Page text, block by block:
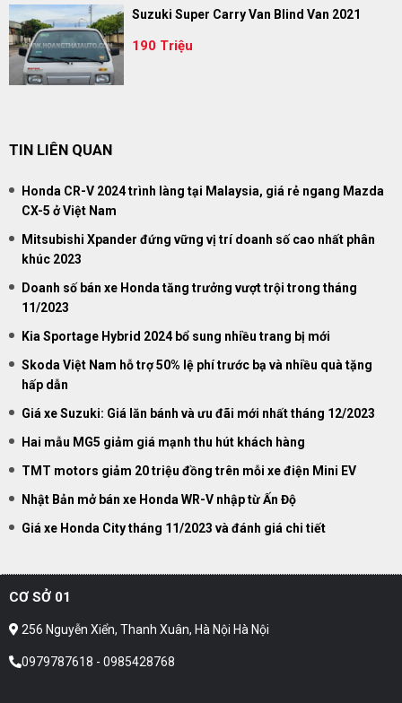
Suzuki Super Carry Van Blind Van 2021
190 Triệu
TIN LIÊN QUAN
Honda CR-V 2024 trình làng tại Malaysia, giá rẻ ngang Mazda
CX-5 ở Việt Nam
Mitsubishi Xpander đứng vững vị trí doanh số cao nhất phân
khúc 2023
Doanh số bán xe Honda tăng trưởng vượt trội trong tháng
11/2023
Kia Sportage Hybrid 2024 bổ sung nhiều trang bị mới
Skoda Việt Nam hỗ trợ 50% lệ phí trước bạ và nhiều quà tặng
hấp dẫn
Giá xe Suzuki: Giá lăn bánh và ưu đãi mới nhất tháng 12/2023
Hai mẫu MG5 giảm giá mạnh thu hút khách hàng
TMT motors giảm 20 triệu đồng trên mỗi xe điện Mini EV
Nhật Bản mở bán xe Honda WR-V nhập từ Ấn Độ
Giá xe Honda City tháng 11/2023 và đánh giá chi tiết
CƠ SỞ 01
256 Nguyễn Xiển, Thanh Xuân, Hà Nội Hà Nội
0979787618 - 0985428768